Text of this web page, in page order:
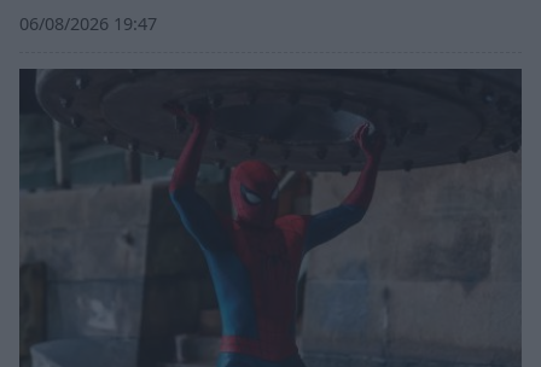
06/08/2026 19:47